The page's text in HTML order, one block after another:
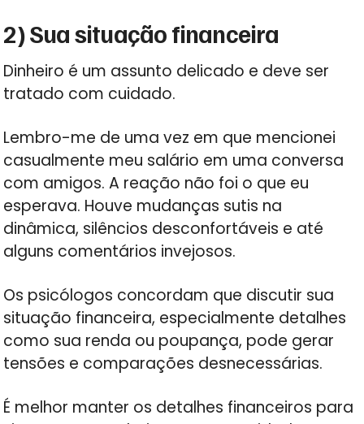
2) Sua situação financeira
Dinheiro é um assunto delicado e deve ser
tratado com cuidado.
Lembro-me de uma vez em que mencionei
casualmente meu salário em uma conversa
com amigos. A reação não foi o que eu
esperava. Houve mudanças sutis na
dinâmica, silêncios desconfortáveis e até
alguns comentários invejosos.
Os psicólogos concordam que discutir sua
situação financeira, especialmente detalhes
como sua renda ou poupança, pode gerar
tensões e comparações desnecessárias.
É melhor manter os detalhes financeiros para